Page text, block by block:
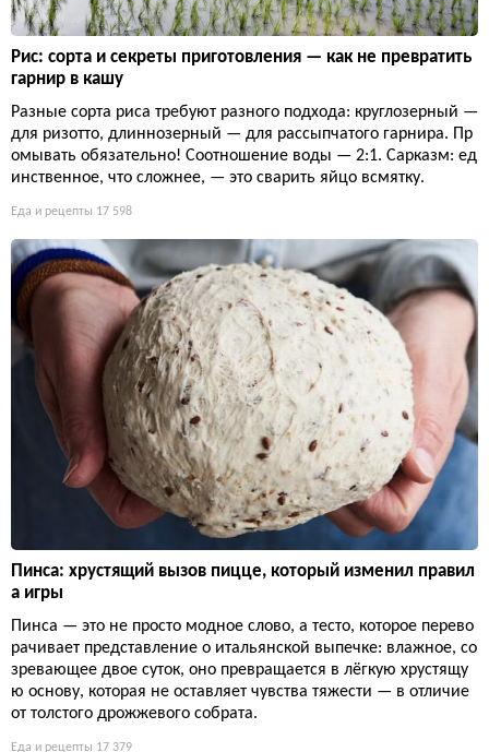
Рис: сорта и секреты приготовления — как не превратить
гарнир в кашу
Разные сорта риса требуют разного подхода: круглозерный —
для ризотто, длиннозерный — для рассыпчатого гарнира. Пр
омывать обязательно! Соотношение воды — 2:1. Сарказм: ед
инственное, что сложнее, — это сварить яйцо всмятку.
Еда и рецепты 17 598
Пинса: хрустящий вызов пицце, который изменил правил
а игры
Пинса — это не просто модное слово, а тесто, которое перево
рачивает представление о итальянской выпечке: влажное, со
зревающее двое суток, оно превращается в лёгкую хрустящу
ю основу, которая не оставляет чувства тяжести — в отличие
от толстого дрожжевого собрата.
Еда и рецепты 17 379